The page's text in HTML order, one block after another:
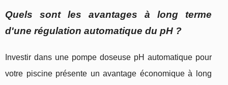
Quels sont les avantages à long terme
d'une régulation automatique du pH ?
Investir dans une pompe doseuse pH automatique pour
votre piscine présente un avantage économique à long